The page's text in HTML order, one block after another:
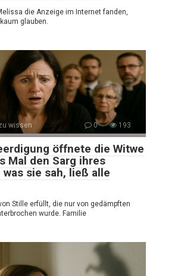
die Anzeige im Internet fanden,
glauben.
wissen 0 193
öffnete die Witwe
Mal den Sarg ihres
sie sah, ließ alle
Stille erfüllt, die nur von gedämpften
wurde. Familie